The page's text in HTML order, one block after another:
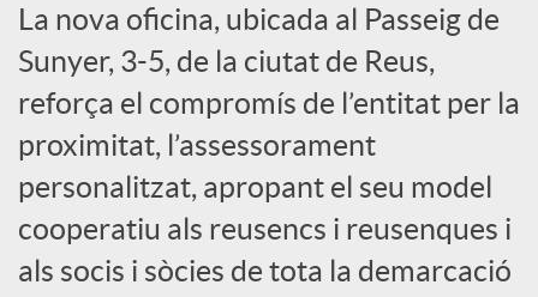
s
S
o
c
La nova oficina, ubicada al Passeig de
Sunyer, 3-5, de la ciutat de Reus,
reforça el compromís de l’entitat per la
proximitat, l’assessorament
personalitzat, apropant el seu model
cooperatiu als reusencs i reusenques i
als socis i sòcies de tota la demarcació